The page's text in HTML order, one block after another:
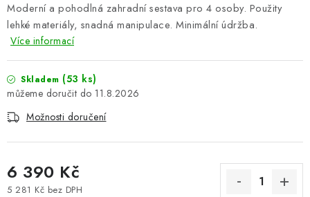
Nákup na splátky ESSOX
Moderní a pohodlná zahradní sestava pro 4 osoby. Použity
lehké materiály, snadná manipulace. Minimální údržba.
Více informací
Skladem (53 ks)
11.8.2026
Možnosti doručení
6 390 Kč
5 281 Kč bez DPH